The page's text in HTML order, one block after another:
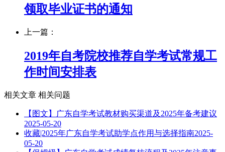
领取毕业证书的通知
上一篇：
2019年自考院校推荐自学考试常规工
作时间安排表
相关文章 相关问题
【图文】广东自学考试教材购买渠道及2025年备考建议
2025-05-20
收藏|2025年广东自学考试助学点作用与选择指南2025-
05-20